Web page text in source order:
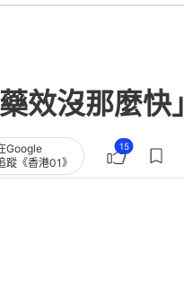
效沒那麼快｣
Google
蹤《香港01》
15